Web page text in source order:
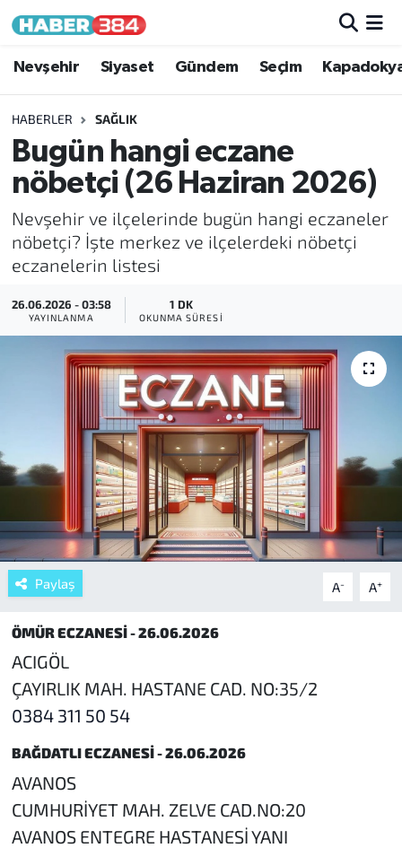
Nevşehir Siyaset Gündem Seçim
HABERLER SAĞLIK
Bugün hangi eczane
nöbetçi (26 Haziran 2026)
Nevşehir ve ilçelerinde bugün hangi eczaneler
nöbetçi? İşte merkez ve ilçelerdeki nöbetçi
eczanelerin listesi
26.06.2026 - 03:58
YAYINLANMA
1 DK
OKUNMA SÜRESI
Paylaş A- A+
ÖMÜR ECZANESİ - 26.06.2026
ACIGÖL
ÇAYIRLIK MAH. HASTANE CAD. NO:35/2
0384 311 50 54
BAĞDATLI ECZANESİ - 26.06.2026
AVANOS
CUMHURİYET MAH. ZELVE CAD.NO:20
AVANOS ENTEGRE HASTANESİ YANI
Nöbetçi Eczaneler
Hava Durumu
Trafik Durumu
Tüm Manşetler
Son Dakika Haberleri